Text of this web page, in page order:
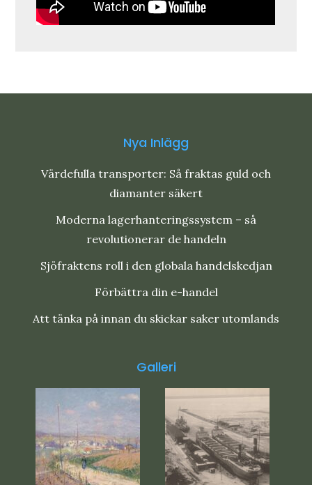
Nya Inlägg
Värdefulla transporter: Så fraktas guld och
diamanter säkert
Moderna lagerhanteringssystem – så
revolutionerar de handeln
Sjöfraktens roll i den globala handelskedjan
Förbättra din e-handel
Att tänka på innan du skickar saker utomlands
Galleri